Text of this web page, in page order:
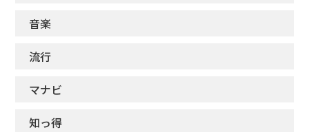
音楽
流行
マナビ
知っ得